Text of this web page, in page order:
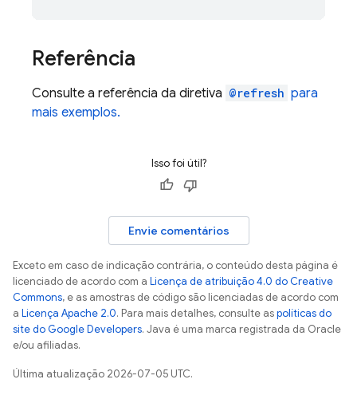
Referência
Consulte a referência da diretiva @refresh para
mais exemplos.
Isso foi útil?
Envie comentários
Exceto em caso de indicação contrária, o conteúdo desta página é
licenciado de acordo com a Licença de atribuição 4.0 do Creative
Commons, e as amostras de código são licenciadas de acordo com
a Licença Apache 2.0. Para mais detalhes, consulte aspolíticas do
site do Google Developers. Java é uma marca registrada da Oracle
e/ou afiliadas.
Última atualização 2026-07-05 UTC.